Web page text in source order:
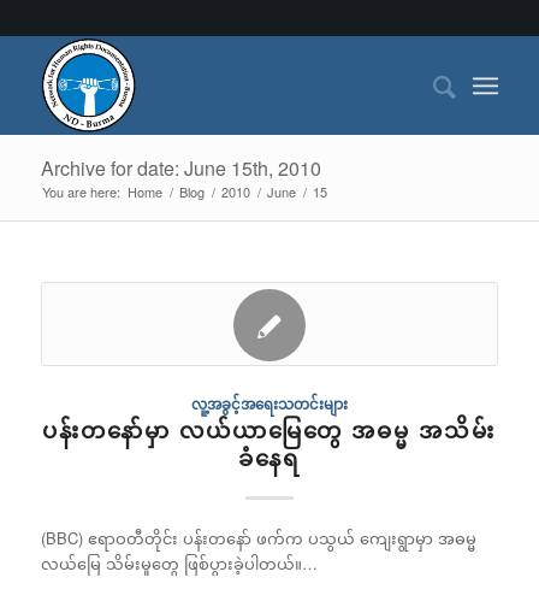
Archive for date: June 15th, 2010
You are here: Home / Blog / 2010 / June / 15
လူ့အခွင့်အရေးသတင်းများ
ပန်းတနော်မှာ လယ်ယာမြေတွေ အဓမ္မ အသိမ်း
ခံနေရ
(BBC) ဧရာဝတီတိုင်း ပန်းတနော် ဖက်က ပသွယ် ကျေးရွာမှာ အဓမ္မ
လယ်မြေ သိမ်းမှုတွေ ဖြစ်ပွားခဲ့ပါတယ်။…